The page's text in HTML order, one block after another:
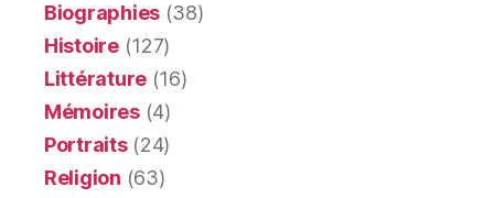
Biographies (38)
Histoire(127)
Littérature (16)
Mémoires(4)
Portraits(24)
Religion (63)